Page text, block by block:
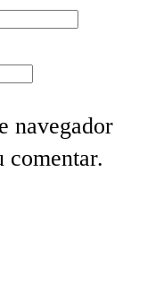
navegador
comentar.